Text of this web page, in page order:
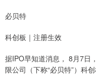
必贝特
科创板｜注册生效
据IPO早知道消息， 8月7日
限公司（下称“必贝特”）科